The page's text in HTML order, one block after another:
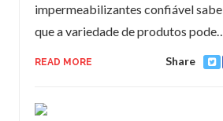
impermeabilizantes confiável sabe
que a variedade de produtos pode…
READ MORE Share